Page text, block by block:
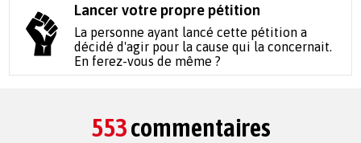
Lancer votre propre pétition
La personne ayant lancé cette pétition a
décidé d'agir pour la cause qui la concernait.
En ferez-vous de même ?
553commentaires